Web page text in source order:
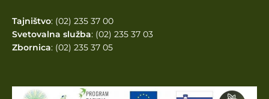
Tajništvo: (02) 235 37 00
Svetovalna služba: (02) 235 37 03
Zbornica: (02) 235 37 05